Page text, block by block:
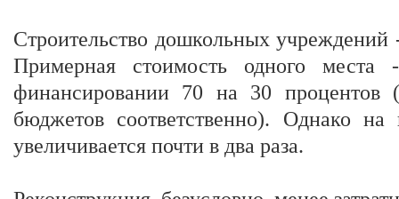
Строительство дошкольных учреждений
Примерная стоимость одного
финансировании 70 на 30 процентов
бюджетов соответственно). Однако на
увеличивается почти в два раза.